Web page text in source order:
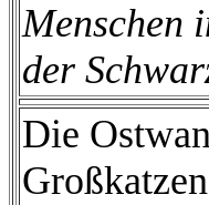
Menschen
der
Die